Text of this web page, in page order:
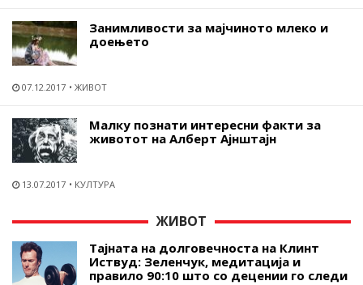
Занимливости за мајчиното млеко и
доењето
07.12.2017 ЖИВОТ
Малку познати интересни факти за
животот на Алберт Ајнштајн
13.07.2017 КУЛТУРА
ЖИВОТ
Тајната на долговечноста на Клинт
Иствуд: Зеленчук, медитација и
правило 90:10 што со децении го следи